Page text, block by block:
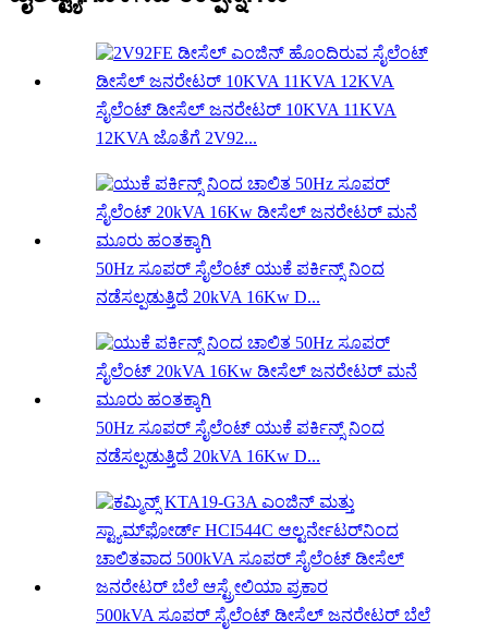
ಸೈಲೆಂಟ್ ಡೀಸೆಲ್ ಜನರೇಟರ್ 10KVA 11KVA
12KVA ಜೊತೆಗೆ 2V92...
50Hz ಸೂಪರ್ ಸೈಲೆಂಟ್ ಯುಕೆ ಪರ್ಕಿನ್ಸ್ ನಿಂದ
ನಡೆಸಲ್ಪಡುತ್ತಿದೆ 20kVA 16Kw D...
50Hz ಸೂಪರ್ ಸೈಲೆಂಟ್ ಯುಕೆ ಪರ್ಕಿನ್ಸ್ ನಿಂದ
ನಡೆಸಲ್ಪಡುತ್ತಿದೆ 20kVA 16Kw D...
500kVA ಸೂಪರ್ ಸೈಲೆಂಟ್ ಡೀಸೆಲ್ ಜನರೇಟರ್ ಬೆಲೆ